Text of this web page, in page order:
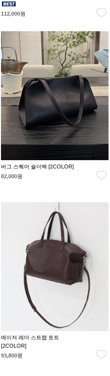
112,000원
버그 스퀘어 숄더백 [2COLOR]
82,000원
메이저 레더 스트랩 토트
[2COLOR]
93,800원